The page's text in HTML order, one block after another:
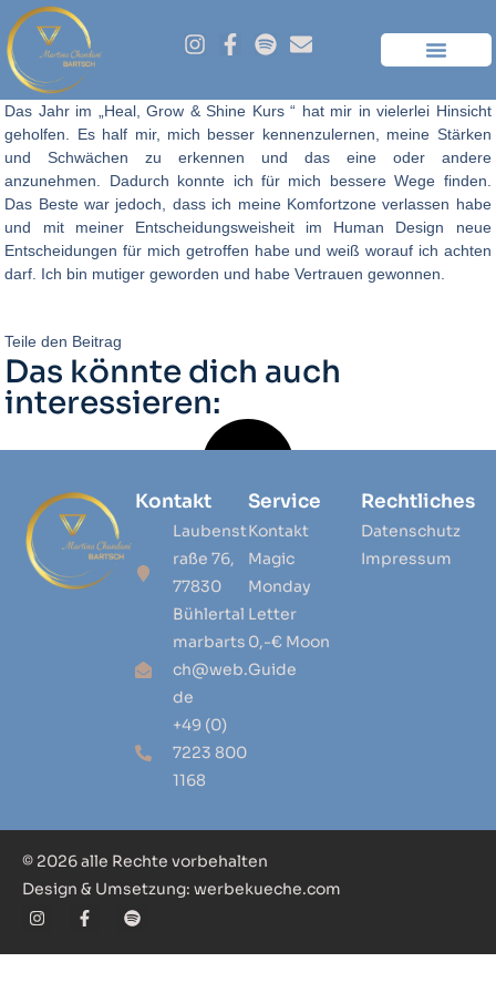
Das Jahr im „Heal, Grow & Shine Kurs “ hat mir in vielerlei Hinsicht
geholfen. Es half mir, mich besser kennenzulernen, meine Stärken
und Schwächen zu erkennen und das eine oder andere
anzunehmen. Dadurch konnte ich für mich bessere Wege finden.
Das Beste war jedoch, dass ich meine Komfortzone verlassen habe
und mit meiner Entscheidungsweisheit im Human Design neue
Entscheidungen für mich getroffen habe und weiß worauf ich achten
darf. Ich bin mutiger geworden und habe Vertrauen gewonnen.
Teile den Beitrag
Das könnte dich auch
interessieren:
Kontakt
Laubenst
raße 76,
77830
Bühlertal
marbarts
ch@web.
de
+49 (0)
7223 800
1168
Service
Kontakt
Magic
Monday
Letter
0,-€ Moon
Guide
Rechtliches
Datenschutz
Impressum
© 2026 alle Rechte vorbehalten
Design & Umsetzung: werbekueche.com